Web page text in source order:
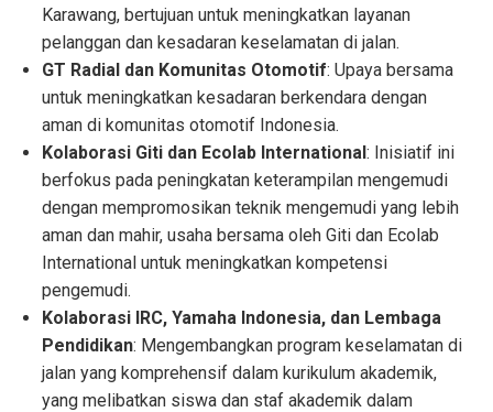
Karawang, bertujuan untuk meningkatkan layanan
pelanggan dan kesadaran keselamatan di jalan.
GT Radial dan Komunitas Otomotif: Upaya bersama
untuk meningkatkan kesadaran berkendara dengan
aman di komunitas otomotif Indonesia.
Kolaborasi Giti dan Ecolab International: Inisiatif ini
berfokus pada peningkatan keterampilan mengemudi
dengan mempromosikan teknik mengemudi yang lebih
aman dan mahir, usaha bersama oleh Giti dan Ecolab
International untuk meningkatkan kompetensi
pengemudi.
Kolaborasi IRC, Yamaha Indonesia, dan Lembaga
Pendidikan: Mengembangkan program keselamatan di
jalan yang komprehensif dalam kurikulum akademik,
yang melibatkan siswa dan staf akademik dalam